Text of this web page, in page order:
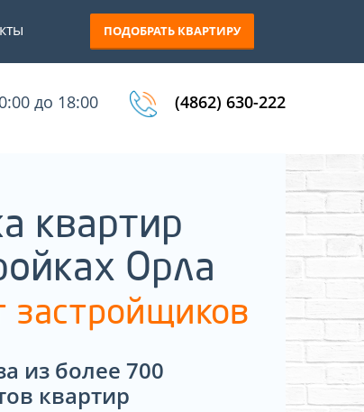
ПОДОБРАТЬ КВАРТИРУ
до 18:00 (4862) 630-222
квартир
Орла
застройщиков
из более 700
квартир